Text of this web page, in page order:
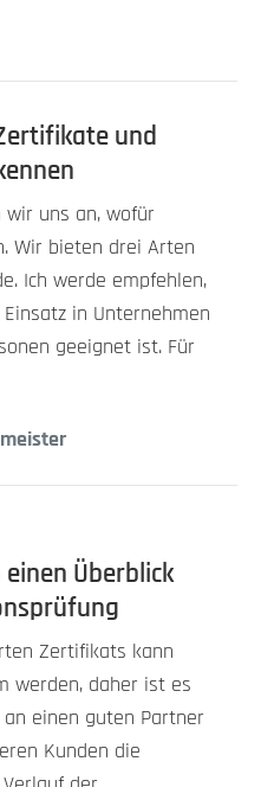
und
wir uns an, wofür
Wir bieten drei Arten
Ich werde empfehlen,
in Unternehmen
geeignet ist. Für
Überblick
Zertifikats kann
werden, daher ist es
einen guten Partner
Kunden die